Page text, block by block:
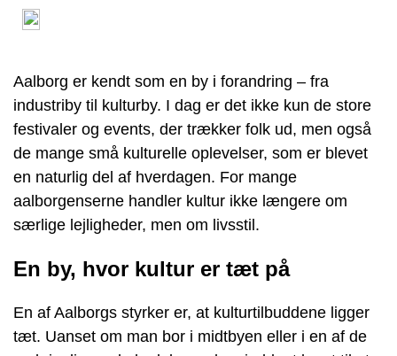
Aalborg er kendt som en by i forandring – fra
industriby til kulturby. I dag er det ikke kun de store
festivaler og events, der trækker folk ud, men også
de mange små kulturelle oplevelser, som er blevet
en naturlig del af hverdagen. For mange
aalborgenserne handler kultur ikke længere om
særlige lejligheder, men om livsstil.
En by, hvor kultur er tæt på
En af Aalborgs styrker er, at kulturtilbuddene ligger
tæt. Uanset om man bor i midtbyen eller i en af de